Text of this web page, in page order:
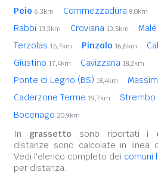
Peio 6,3km Commezzadura 8,0km
Rabbi 13,3km Croviana 13,5km Malé
Terzolas 15,7km Pinzolo 16,6km
Giustino 17,4km Cavizzana 18,2km
Ponte di Legno (BS) 18,4km
Caderzone Terme 19,7km Strembo
Bocenago 20,9km
In grassetto sono riportati i
distanze sono calcolate in linea
Vedi l'elenco completo dei comuni
per distanza.